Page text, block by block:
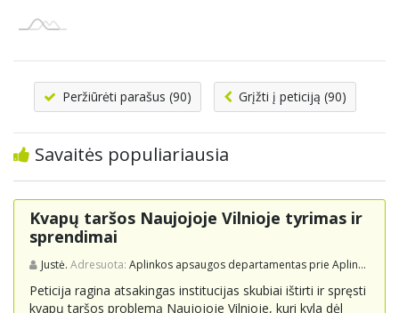
Peržiūrėti parašus (90) Grįžti į peticiją (90)
Savaitės populiariausia
Kvapų taršos Naujojoje Vilnioje tyrimas ir
sprendimai
Justė. Adresuota: Aplinkos apsaugos departamentas prie Aplinkos ministerijos
Peticija ragina atsakingas institucijas skubiai ištirti ir spręsti
kvapų taršos problemą Naujojoje Vilnioje, kuri kyla dėl